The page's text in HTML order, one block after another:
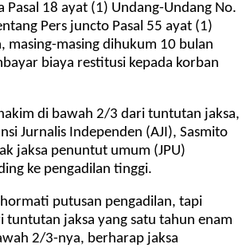
Pasal 18 ayat (1) Undang-Undang No.
Pers juncto Pasal 55 ayat (1)
masing-masing dihukum 10 bulan
biaya restitusi kepada korban
di bawah 2/3 dari tuntutan jaksa,
Jurnalis Independen (AJI), Sasmito
jaksa penuntut umum (JPU)
ke pengadilan tinggi.
putusan pengadilan, tapi
tuntutan jaksa yang satu tahun enam
2/3-nya, berharap jaksa